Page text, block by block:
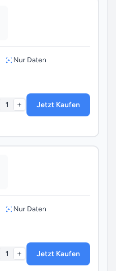
Nur Daten
1 + Jetzt Kaufen
Nur Daten
1 + Jetzt Kaufen